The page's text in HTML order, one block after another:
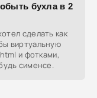
бухла в 2
сделать как
виртуальную
и фотками,
сименсе.